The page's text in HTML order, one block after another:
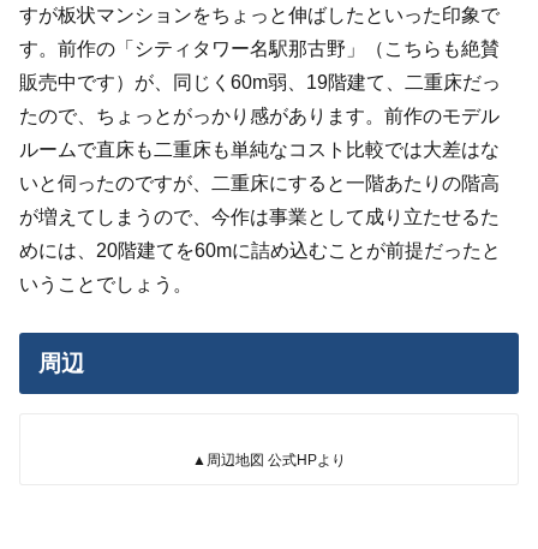
すが板状マンションをちょっと伸ばしたといった印象で
す。前作の「シティタワー名駅那古野」（こちらも絶賛
販売中です）が、同じく60m弱、19階建て、二重床だっ
たので、ちょっとがっかり感があります。前作のモデル
ルームで直床も二重床も単純なコスト比較では大差はな
いと伺ったのですが、二重床にすると一階あたりの階高
が増えてしまうので、今作は事業として成り立たせるた
めには、20階建てを60mに詰め込むことが前提だったと
いうことでしょう。
周辺
▲周辺地図 公式HPより